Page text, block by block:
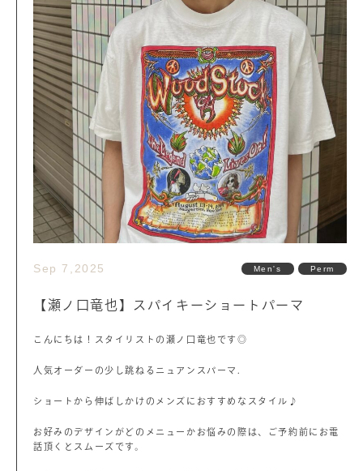
Sep 7,2025 Men's Perm
【瀬ノ口竜也】スパイキーショートパーマ
こんにちは！スタイリストの瀬ノ口竜也です◎
人気オーダーの少し跳ねるニュアンスパーマ.
ショートから伸ばしかけのメンズにおすすめなスタイル♪
お好みのデザインがどのメニューかお悩みの際は、ご予約前にお電
話頂くとスムーズです。